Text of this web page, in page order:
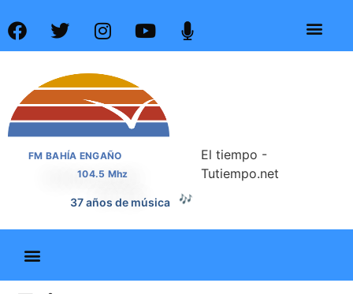
FM BAHÍA ENGAÑO
104.5 Mhz
37 años de música 🎶
El tiempo -
Tutiempo.net